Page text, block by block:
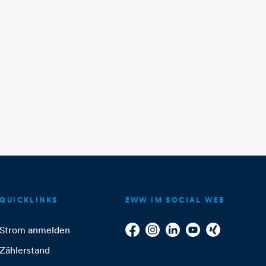
QUICKLINKS
Strom anmelden
Zählerstand
EWW IM SOCIAL WEB